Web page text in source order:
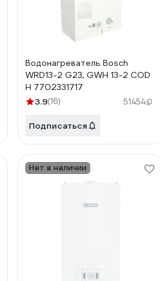
Водонагреватель Bosch
WRD13-2 G23, GWH 13-2 COD
H 7702331717
3.9(16) 51454
Подписаться
Нет в наличии